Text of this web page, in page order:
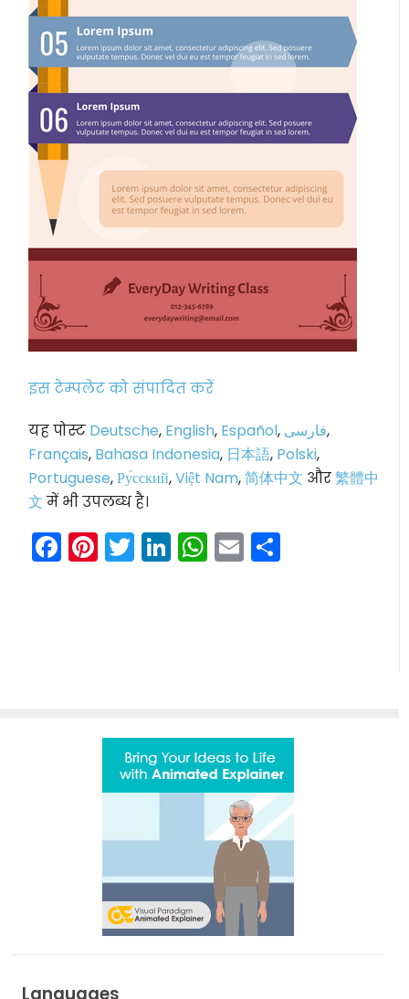
इस टेम्पलेट को संपादित करें
यह पोस्ट Deutsche, English, Español, فارسی,
Français, Bahasa Indonesia, 日本語, Polski,
Portuguese,Ру́сский,Việt Nam,简体中文 और繁體中
文 में भी उपलब्ध है।
Facebook
Pinterest
Twitter
LinkedIn
WhatsApp
Email
Languages